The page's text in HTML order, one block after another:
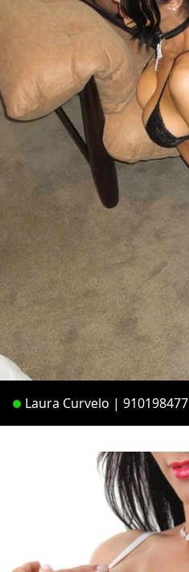
Laura Curvelo | 910198477